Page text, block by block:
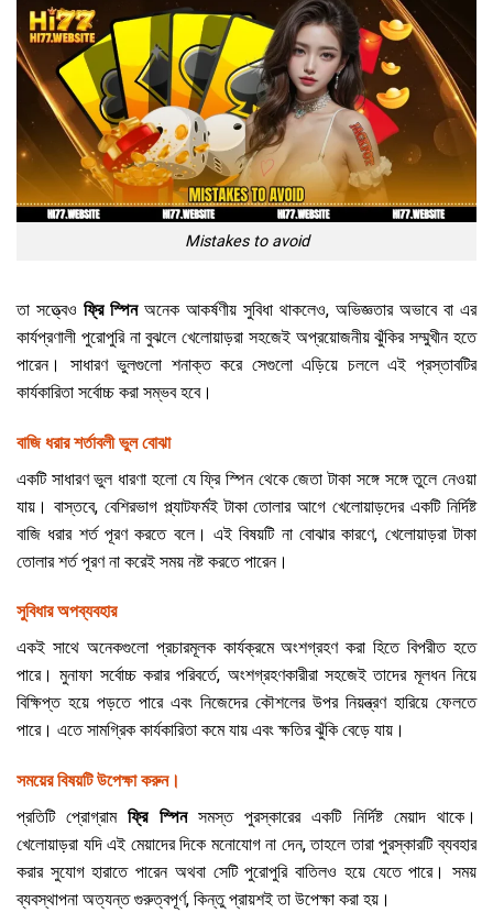
Mistakes to avoid
তা সত্ত্বেও ফ্রি স্পিন অনেক আকর্ষণীয় সুবিধা থাকলেও, অভিজ্ঞতার অভাবে বা এর
কার্যপ্রণালী পুরোপুরি না বুঝলে খেলোয়াড়রা সহজেই অপ্রয়োজনীয় ঝুঁকির সম্মুখীন হতে
পারেন। সাধারণ ভুলগুলো শনাক্ত করে সেগুলো এড়িয়ে চললে এই প্রস্তাবটির
কার্যকারিতা সর্বোচ্চ করা সম্ভব হবে।
বাজি ধরার শর্তাবলী ভুল বোঝা
একটি সাধারণ ভুল ধারণা হলো যে ফ্রি স্পিন থেকে জেতা টাকা সঙ্গে সঙ্গে তুলে নেওয়া
যায়। বাস্তবে, বেশিরভাগ প্ল্যাটফর্মই টাকা তোলার আগে খেলোয়াড়দের একটি নির্দিষ্ট
বাজি ধরার শর্ত পূরণ করতে বলে। এই বিষয়টি না বোঝার কারণে, খেলোয়াড়রা টাকা
তোলার শর্ত পূরণ না করেই সময় নষ্ট করতে পারেন।
সুবিধার অপব্যবহার
একই সাথে অনেকগুলো প্রচারমূলক কার্যক্রমে অংশগ্রহণ করা হিতে বিপরীত হতে
পারে। মুনাফা সর্বোচ্চ করার পরিবর্তে, অংশগ্রহণকারীরা সহজেই তাদের মূলধন নিয়ে
বিক্ষিপ্ত হয়ে পড়তে পারে এবং নিজেদের কৌশলের উপর নিয়ন্ত্রণ হারিয়ে ফেলতে
পারে। এতে সামগ্রিক কার্যকারিতা কমে যায় এবং ক্ষতির ঝুঁকি বেড়ে যায়।
সময়ের বিষয়টি উপেক্ষা করুন।
প্রতিটি প্রোগ্রামফ্রি স্পিন সমস্ত পুরস্কারের একটি নির্দিষ্ট মেয়াদ থাকে।
খেলোয়াড়রা যদি এই মেয়াদের দিকে মনোযোগ না দেন, তাহলে তারা পুরস্কারটি ব্যবহার
করার সুযোগ হারাতে পারেন অথবা সেটি পুরোপুরি বাতিলও হয়ে যেতে পারে। সময়
ব্যবস্থাপনা অত্যন্ত গুরুত্বপূর্ণ, কিন্তু প্রায়শই তা উপেক্ষা করা হয়।